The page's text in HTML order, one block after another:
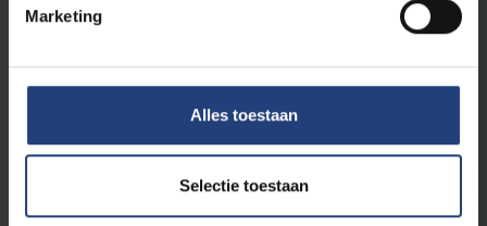
Marketing
Alles toestaan
Selectie toestaan
VUB Racing stelt zijn nieuwe duurzame